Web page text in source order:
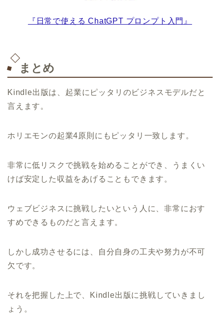
『日常で使える ChatGPT プロンプト入門』
まとめ
Kindle出版は、起業にピッタリのビジネスモデルだと
言えます。
ホリエモンの起業4原則にもピッタリ一致します。
非常に低リスクで挑戦を始めることができ、うまくい
けば安定した収益をあげることもできます。
ウェブビジネスに挑戦したいという人に、非常におす
すめできるものだと言えます。
しかし成功させるには、自分自身の工夫や努力が不可
欠です。
それを把握した上で、Kindle出版に挑戦していきまし
ょう。